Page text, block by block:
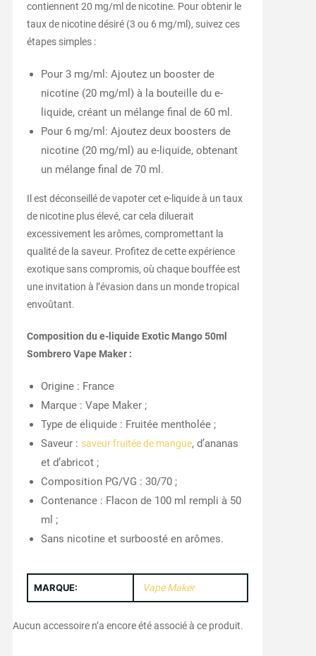
contiennent 20 mg/ml de nicotine. Pour obtenir le
taux de nicotine désiré (3 ou 6 mg/ml), suivez ces
étapes simples :
Pour 3 mg/ml: Ajoutez un booster de
nicotine (20 mg/ml) à la bouteille du e-
liquide, créant un mélange final de 60 ml.
Pour 6 mg/ml: Ajoutez deux boosters de
nicotine (20 mg/ml) au e-liquide, obtenant
un mélange final de 70 ml.
Il est déconseillé de vapoter cet e-liquide à un taux
de nicotine plus élevé, car cela diluerait
excessivement les arômes, compromettant la
qualité de la saveur. Profitez de cette expérience
exotique sans compromis, où chaque bouffée est
une invitation à l’évasion dans un monde tropical
envoûtant.
Composition du e-liquide Exotic Mango 50ml
Sombrero Vape Maker :
Origine : France
Marque : Vape Maker ;
Type de eliquide : Fruitée mentholée ;
Saveur : saveur fruitée de mangue, d’ananas
et d’abricot ;
Composition PG/VG : 30/70 ;
Contenance : Flacon de 100 ml rempli à 50
ml ;
Sans nicotine et surboosté en arômes.
MARQUE: Vape Maker
Aucun accessoire n’a encore été associé à ce produit.